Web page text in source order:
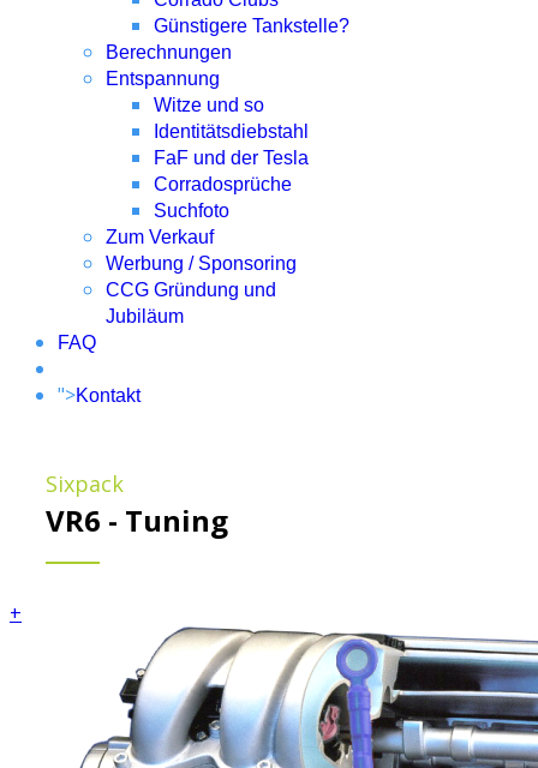
Günstigere Tankstelle?
Berechnungen
Entspannung
Witze und so
Identitätsdiebstahl
FaF und der Tesla
Corradosprüche
Suchfoto
Zum Verkauf
Werbung / Sponsoring
CCG Gründung und
Jubiläum
FAQ
">Kontakt
Sixpack
VR6 - Tuning
+